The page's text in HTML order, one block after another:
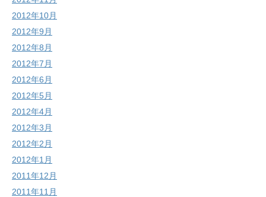
2012年10月
2012年9月
2012年8月
2012年7月
2012年6月
2012年5月
2012年4月
2012年3月
2012年2月
2012年1月
2011年12月
2011年11月